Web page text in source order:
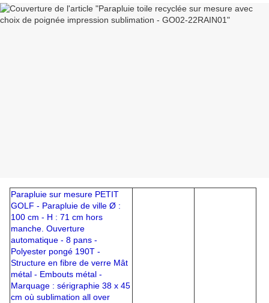
Parapluie sur mesure PETIT
GOLF - Parapluie de ville Ø :
100 cm - H : 71 cm hors
manche. Ouverture
automatique - 8 pans -
Polyester pongé 190T -
Structure en fibre de verre Mât
métal - Embouts métal -
Marquage : sérigraphie 38 x 45
cm où sublimation all over